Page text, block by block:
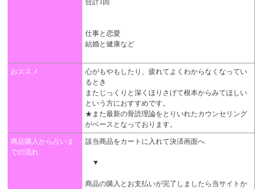
合計1回
仕事と恋愛
結婚と健康など
おススメ
​​心がもやもしたり、疲れてよくわからなくなってい
るとき​
​​またじっくりと深くほりさげて根本からみてほしい
という方におすすめです。​
​​★また最新の骨読理論をとりいれたカウンセリング
がベースとなっております。​
商品購入から占いま
での流れ
該当商品をカートに入れて決済画面へ
▼
商品の購入とお支払いが完了しましたら当サイトか